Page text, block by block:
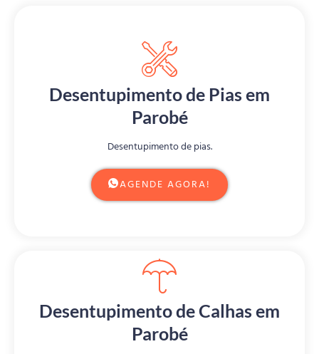
Desentupimento de Pias em
Parobé
Desentupimento de pias.
AGENDE AGORA!
Desentupimento de Calhas em
Parobé